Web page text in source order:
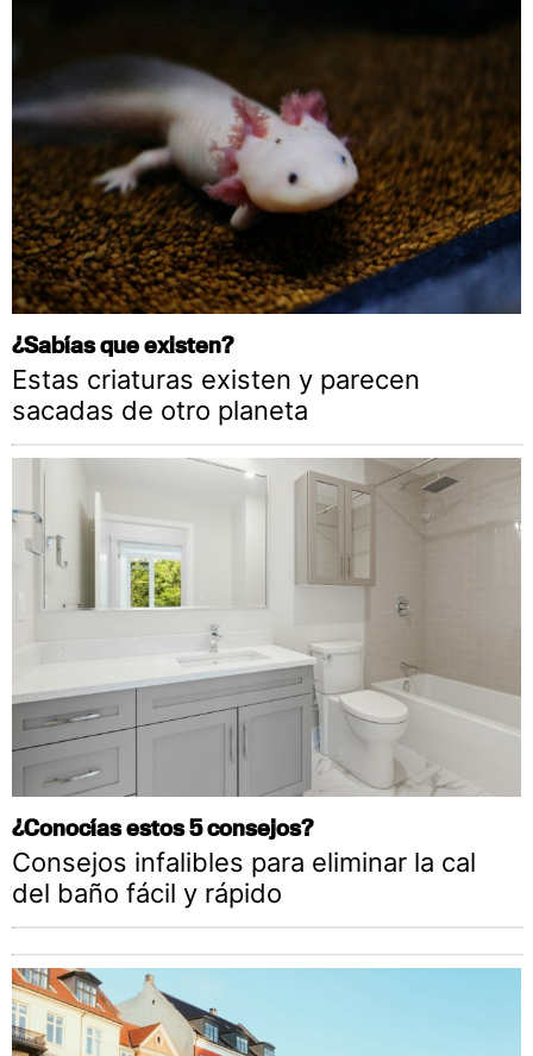
¿Sabías que existen?
Estas criaturas existen y parecen
sacadas de otro planeta
¿Conocías estos 5 consejos?
Consejos infalibles para eliminar la cal
del baño fácil y rápido